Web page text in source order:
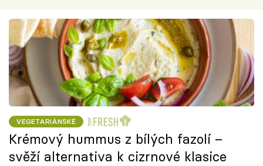
VEGETARIÁNSKÉ
Krémový hummus z bílých fazolí –
svěží alternativa k cizrnové klasice